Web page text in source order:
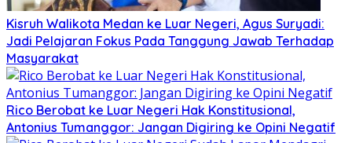
Kisruh Walikota Medan ke Luar Negeri, Agus Suryadi:
Jadi Pelajaran Fokus Pada Tanggung Jawab Terhadap
Masyarakat
Rico Berobat ke Luar Negeri Hak Konstitusional,
Antonius Tumanggor: Jangan Digiring ke Opini Negatif